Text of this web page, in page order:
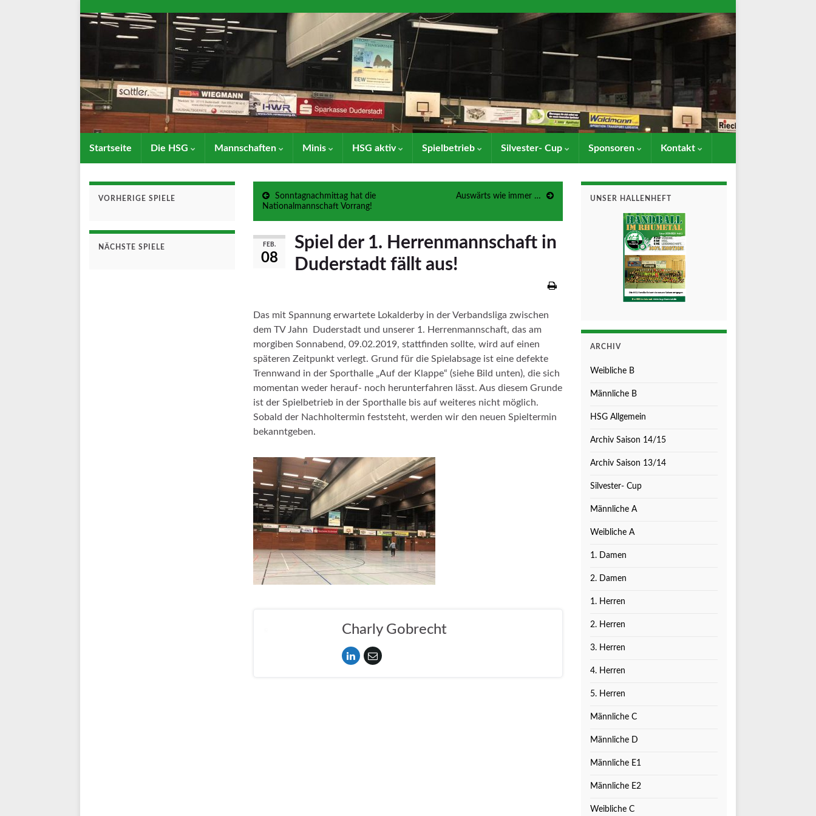
Startseite Die HSG Mannschaften Minis HSG aktiv Spielbetrieb Silvester- Cup Sponsoren Kontakt
Sonntagnachmittag hat die
Nationalmannschaft Vorrang!
Auswärts wie immer …
FEB.
08
Spiel der 1. Herrenmannschaft in
Duderstadt fällt aus!
Das mit Spannung erwartete Lokalderby in der Verbandsliga zwischen
dem TV Jahn Duderstadt und unserer 1. Herrenmannschaft, das am
morgiben Sonnabend, 09.02.2019, stattfinden sollte, wird auf einen
späteren Zeitpunkt verlegt. Grund für die Spielabsage ist eine defekte
Trennwand in der Sporthalle „Auf der Klappe“ (siehe Bild unten), die sich
momentan weder herauf- noch herunterfahren lässt. Aus diesem Grunde
ist der Spielbetrieb in der Sporthalle bis auf weiteres nicht möglich.
Sobald der Nachholtermin feststeht, werden wir den neuen Spieltermin
bekanntgeben.
Charly Gobrecht
VORHERIGE SPIELE
NÄCHSTE SPIELE
UNSER HALLENHEFT
ARCHIV
Weibliche B
Männliche B
HSG Allgemein
Archiv Saison 14/15
Archiv Saison 13/14
Silvester- Cup
Männliche A
Weibliche A
1. Damen
2. Damen
1. Herren
2. Herren
3. Herren
4. Herren
5. Herren
Männliche C
Männliche D
Männliche E1
Männliche E2
Weibliche C